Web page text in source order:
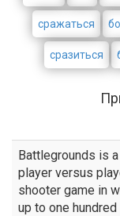
сражаться
сразиться
Battlegrounds is a
player versus
shooter game in
up to one hundred